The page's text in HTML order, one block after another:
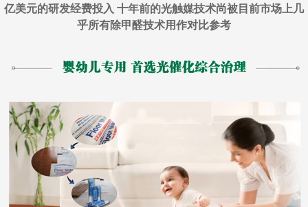
亿美元的研发经费投入 十年前的光触媒技术尚被目前市场上几
乎所有除甲醛技术用作对比参考